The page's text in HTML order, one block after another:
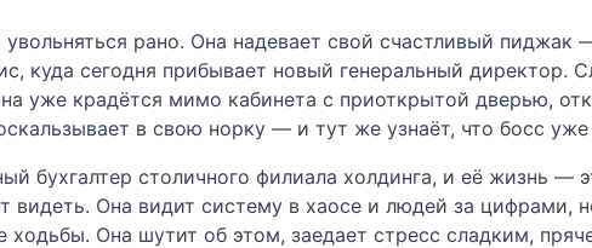
рано. Она надевает свой счастливый пиджак
куда сегодня прибывает новый генеральный директор.
уже крадётся мимо кабинета с приоткрытой дверью,
в свою норку — и тут же узнаёт, что босс
бухгалтер столичного филиала холдинга, и её жизнь
видеть. Она видит систему в хаосе и людей за цифрами,
ходьбы. Она шутит об этом, заедает стресс сладким,